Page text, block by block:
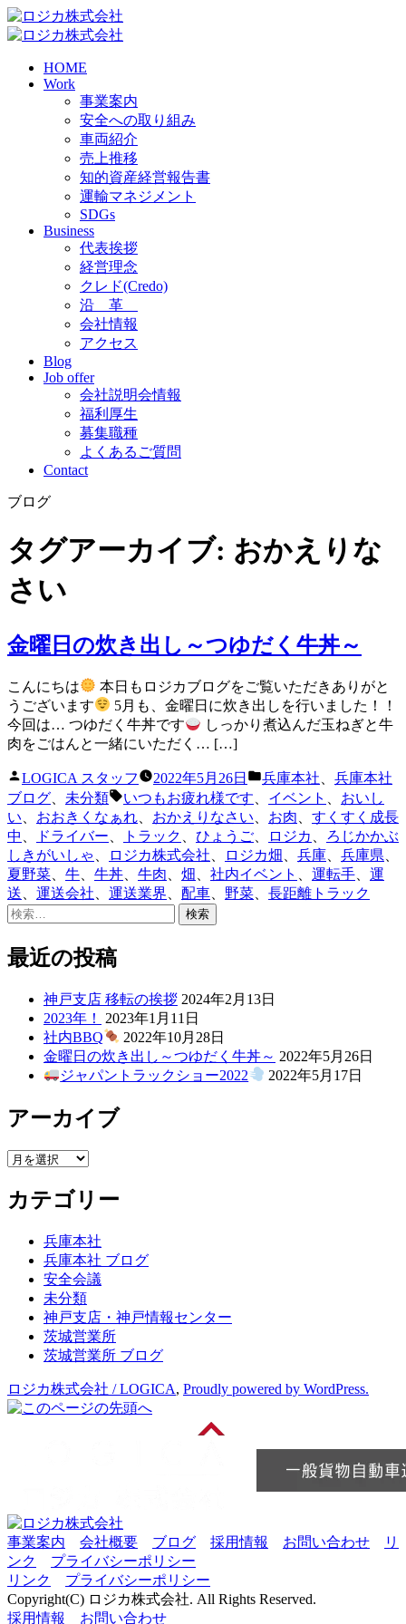
HOME
Work
事業案内
安全への取り組み
車両紹介
売上推移
知的資産経営報告書
運輸マネジメント
SDGs
Business
代表挨拶
経営理念
クレド(Credo)
沿 革
会社情報
アクセス
Blog
Job offer
会社説明会情報
福利厚生
募集職種
よくあるご質問
Contact
ブログ
タグアーカイブ: おかえりな
さい
金曜日の炊き出し～つゆだく牛丼～
こんにちは
本日もロジカブログをご覧いただきありがと
うございます
5月も、金曜日に炊き出しを行いました！！
今回は… つゆだく牛丼です
しっかり煮込んだ玉ねぎと牛
肉をごはんと一緒にいただく… […]
投
稿
者:
LOGICA スタッフ 2022年5月26日
カ
テ
ゴ
リ
ー:
兵庫本社
兵庫本社
ブログ
未分類
タ
グ:
いつもお疲れ様です イベント
おいし
い
おおきくなぁれ おかえりなさい お肉
すくすく成長
中
ドライバー トラック ひょうご ロジカ
ろじかかぶ
しきがいしゃ
ロジカ株式会社 ロジカ畑 兵庫 兵庫県
夏野菜
牛 牛丼 牛肉 畑 社内イベント 運転手
運
送
運送会社 運送業界 配車 野菜
長距離トラック
検
最近の投稿
神戸支店 移転の挨拶 2024年2月13日
2023年！
2023年1月11日
社内BBQ
2022年10月28日
金曜日の炊き出し～つゆだく牛丼～ 2022年5月26日
ジャパントラックショー2022
2022年5月17日
アーカイブ
ア
カ
イ
カテゴリー
兵庫本社
兵庫本社 ブログ
安全会議
未分類
神戸支店・神戸情報センター
茨城営業所
茨城営業所 ブログ
ロジカ株式会社 / LOGICA, Proudly powered by WordPress.
事業案内 会社概要 ブログ 採用情報 お問い合わせ
リ
ンク
プライバシーポリシー
リンク
プライバシーポリシー
Copyright(C) ロジカ株式会社. All Rights Reserved.
採用情報
お問い合わせ